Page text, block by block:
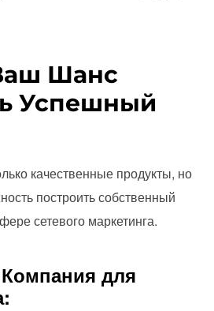
Шанс
Успешный
качественные продукты, но
построить собственный
сетевого маркетинга.
для